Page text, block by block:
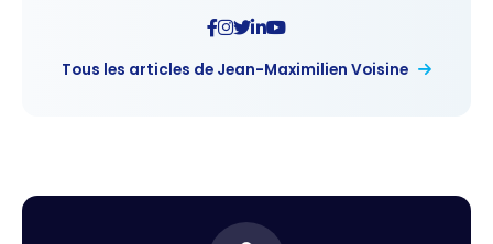
Tous les articles de Jean-Maximilien Voisine